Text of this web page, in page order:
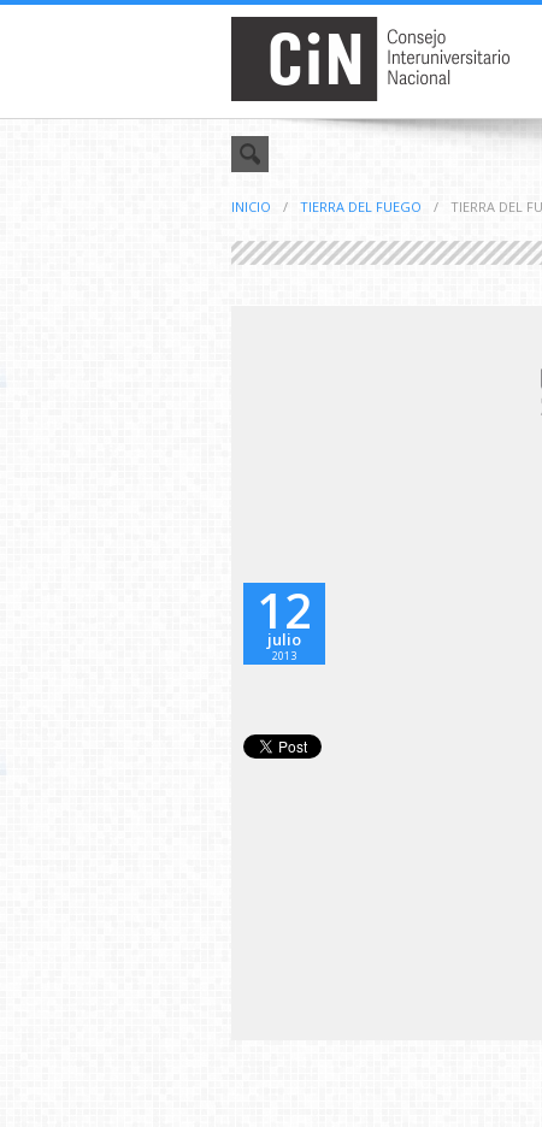
INICIO / TIERRA DEL FUEGO / TIERRA DEL
12
julio
2013